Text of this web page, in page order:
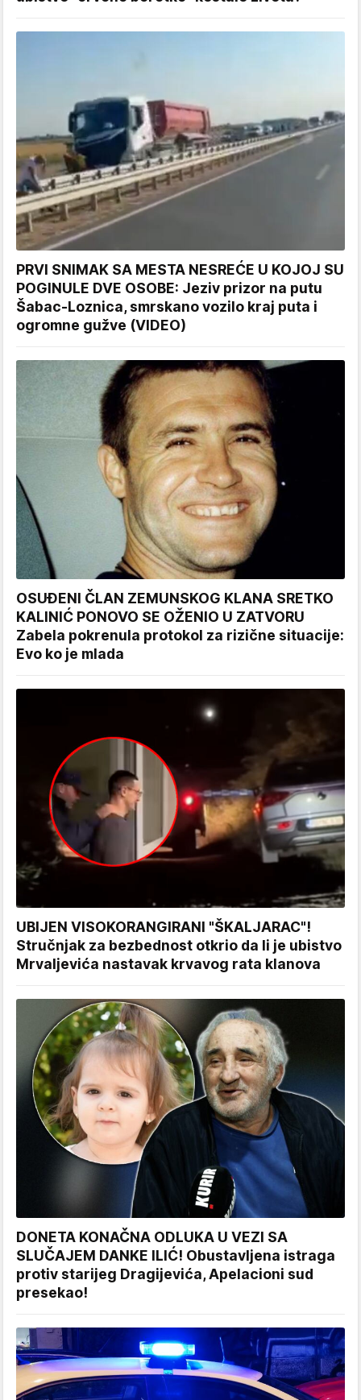
PRVI SNIMAK SA MESTA NESREĆE U KOJOJ SU
POGINULE DVE OSOBE: Jeziv prizor na putu
Šabac-Loznica, smrskano vozilo kraj puta i
ogromne gužve (VIDEO)
OSUĐENI ČLAN ZEMUNSKOG KLANA SRETKO
KALINIĆ PONOVO SE OŽENIO U ZATVORU
Zabela pokrenula protokol za rizične situacije:
Evo ko je mlada
UBIJEN VISOKORANGIRANI "ŠKALJARAC"!
Stručnjak za bezbednost otkrio da li je ubistvo
Mrvaljevića nastavak krvavog rata klanova
DONETA KONAČNA ODLUKA U VEZI SA
SLUČAJEM DANKE ILIĆ! Obustavljena istraga
protiv starijeg Dragijevića, Apelacioni sud
presekao!